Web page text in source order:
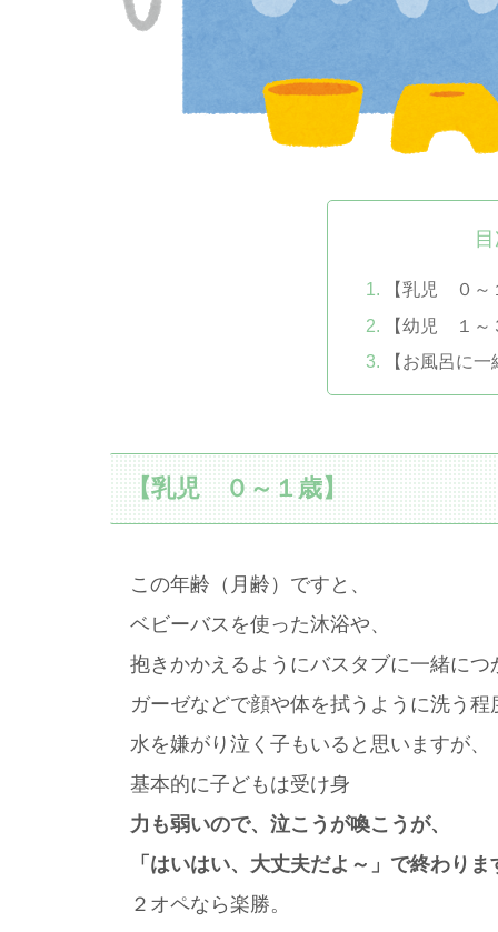
【乳児 ０～
【幼児 １～
【お風呂に
【乳児 ０～１歳】
この年齢（月齢）ですと、
ベビーバスを使った沐浴や、
抱きかかえるようにバスタブに一緒につ
ガーゼなどで顔や体を拭うように洗う程
水を嫌がり泣く子もいると思いますが、
基本的に子どもは受け身
力も弱いので、泣こうが喚こうが、
「はいはい、大丈夫だよ～」で終わりま
２オペなら楽勝。